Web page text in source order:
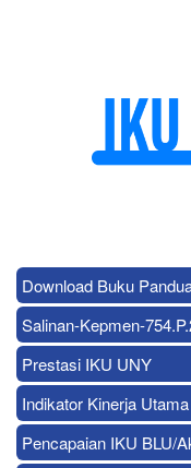
Download Buku
Salinan-Kepmen-
Prestasi IKU UNY
Indikator Kinerja
Pencapaian IKU BLU/